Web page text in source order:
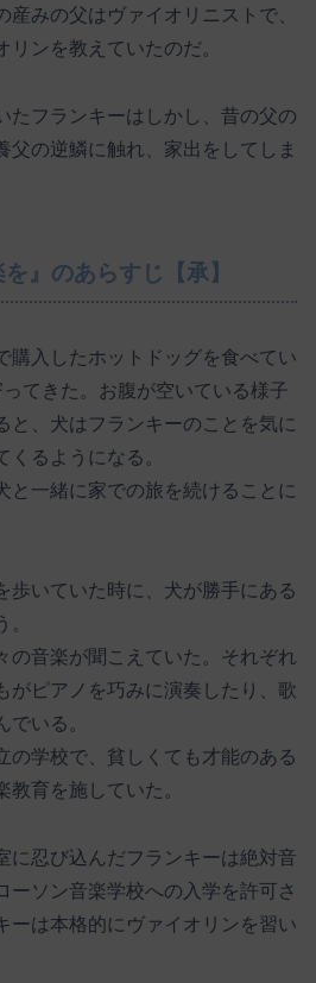
みの父はヴァイオリニストで、
ンを教えていたのだ。
たフランキーはしかし、昔の父の
父の逆鱗に触れ、家出をしてしま
』のあらすじ【承】
購入したホットドッグを食べてい
てきた。お腹が空いている様子
と、犬はフランキーのことを気に
くるようになる。
と一緒に家での旅を続けることに
歩いていた時に、犬が勝手にある
の音楽が聞こえていた。それぞれ
がピアノを巧みに演奏したり、歌
でいる。
の学校で、貧しくても才能のある
育を施していた。
に忍び込んだフランキーは絶対音
ーソン音楽学校への入学を許可さ
ーは本格的にヴァイオリンを習い